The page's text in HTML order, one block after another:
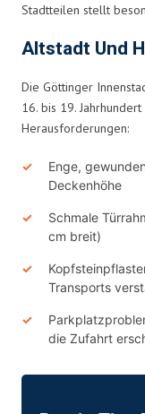
Stadtteilen stellt
Altstadt Und
Die Göttinger
16. bis 19.
Herausforderungen:
Enge,
Deckenhöhe
Schmale
cm breit)
Transports
die Zufahrt